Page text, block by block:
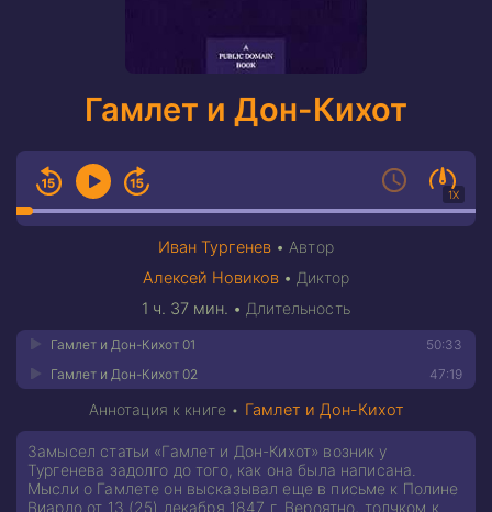
Гамлет и Дон-Кихот
1X
Иван Тургенев • Автор
Алексей Новиков • Диктор
1 ч. 37 мин. • Длительность
50:33
Гамлет и Дон-Кихот 01
47:19
Гамлет и Дон-Кихот 02
Аннотация к книге • Гамлет и Дон-Кихот
Замысел статьи «Гамлет и Дон-Кихот» возник у
Тургенева задолго до того, как она была написана.
Мысли о Гамлете он высказывал еще в письме к Полине
Виардо от 13 (25) декабря 1847 г. Вероятно, толчком к